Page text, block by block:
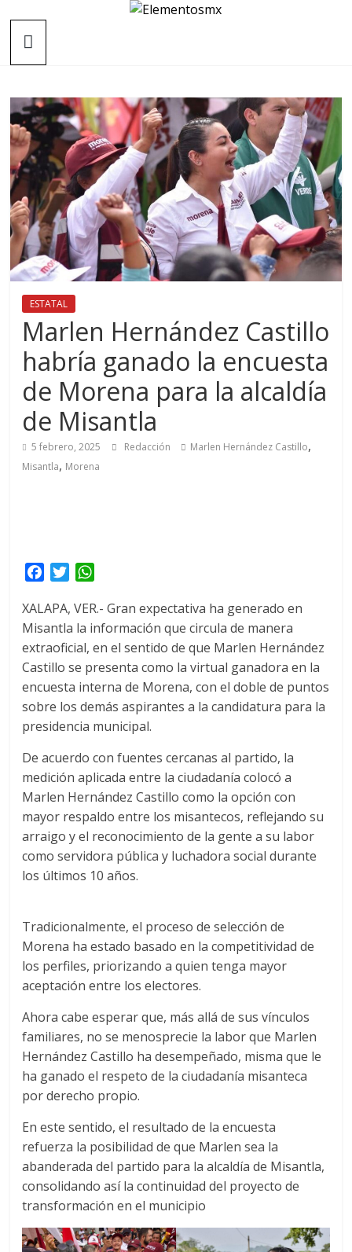
contenidoElementosmx
fundamento
ESTATAL
Marlen Hernández Castillo
habría ganado la encuesta
de Morena para la alcaldía
de Misantla
5 febrero, 2025 Redacción Marlen Hernández Castillo,
Misantla, Morena
c
e
b
o
o
k
T
i
t
t
e
r
a
t
s
A
p
p
XALAPA, VER.- Gran expectativa ha generado en
Misantla la información que circula de manera
extraoficial, en el sentido de que Marlen Hernández
Castillo se presenta como la virtual ganadora en la
encuesta interna de Morena, con el doble de puntos
sobre los demás aspirantes a la candidatura para la
presidencia municipal.
De acuerdo con fuentes cercanas al partido, la
medición aplicada entre la ciudadanía colocó a
Marlen Hernández Castillo como la opción con
mayor respaldo entre los misantecos, reflejando su
arraigo y el reconocimiento de la gente a su labor
como servidora pública y luchadora social durante
los últimos 10 años.
Tradicionalmente, el proceso de selección de
Morena ha estado basado en la competitividad de
los perfiles, priorizando a quien tenga mayor
aceptación entre los electores.
Ahora cabe esperar que, más allá de sus vínculos
familiares, no se menosprecie la labor que Marlen
Hernández Castillo ha desempeñado, misma que le
ha ganado el respeto de la ciudadanía misanteca
por derecho propio.
En este sentido, el resultado de la encuesta
refuerza la posibilidad de que Marlen sea la
abanderada del partido para la alcaldía de Misantla,
consolidando así la continuidad del proyecto de
transformación en el municipio